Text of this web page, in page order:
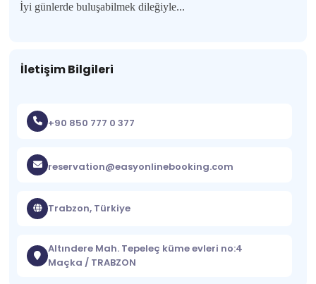
İyi günlerde buluşabilmek dileğiyle...
İletişim Bilgileri
+90 850 777 0 377
reservation@easyonlinebooking.com
Trabzon, Türkiye
Altındere Mah. Tepeleç küme evleri no:4
Maçka / TRABZON